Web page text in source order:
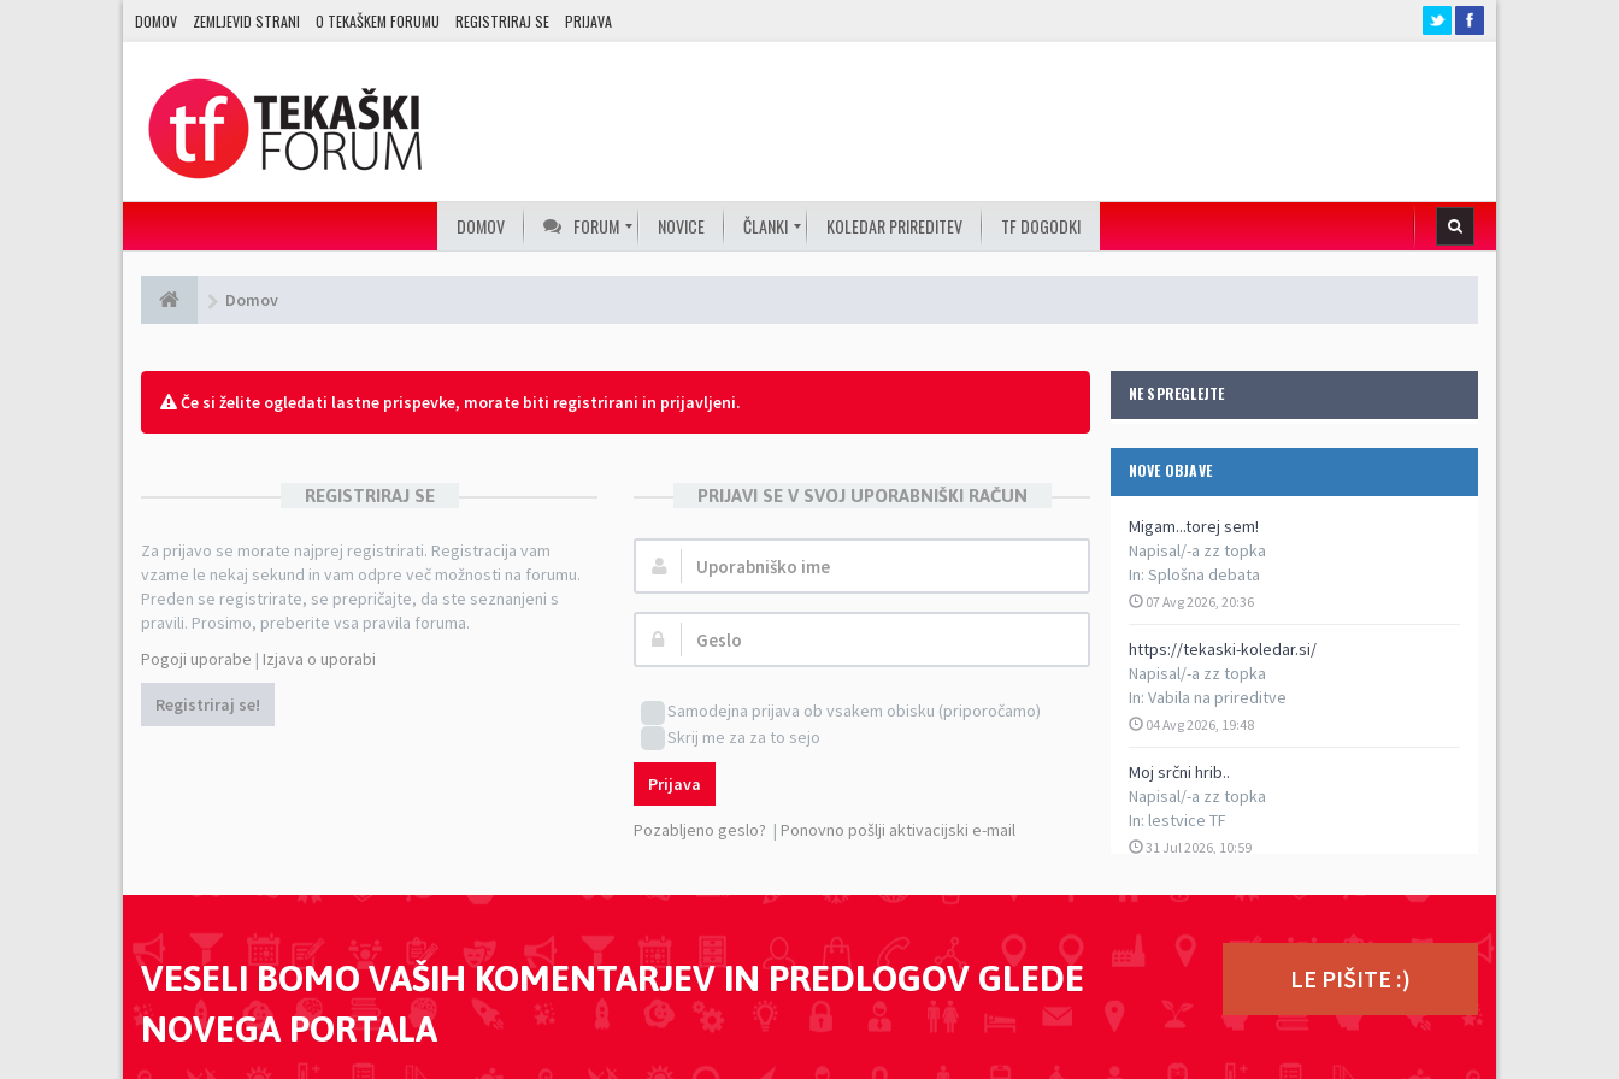
DOMOV ZEMLJEVID STRANI O TEKAŠKEM FORUMU REGISTRIRAJ SE PRIJAVA
DOMOV FORUM NOVICE ČLANKI KOLEDAR PRIREDITEV TF DOGODKI
Domov
NE SPREGLEJTE
NOVE OBJAVE
Migam...torej sem!
Napisal/-a zz topka
In: Splošna debata
07 Avg 2026, 20:36
https://tekaski-koledar.si/
Napisal/-a zz topka
In: Vabila na prireditve
04 Avg 2026, 19:48
Moj srčni hrib..
Napisal/-a zz topka
In: lestvice TF
31 Jul 2026, 10:59
5. vzpon na Porezen
In:
Poročila s prireditev
29 Jul 2026, 17:13
TEK DVOJK - petkilometrski rekreativni tek v
Napisal/-a
ziga
Če si želite ogledati lastne prispevke, morate biti registrirani in prijavljeni.
REGISTRIRAJ SE
Za prijavo se morate najprej registrirati. Registracija vam
vzame le nekaj sekund in vam odpre več možnosti na forumu.
Preden se registrirate, se prepričajte, da ste seznanjeni s
pravili. Prosimo, preberite vsa pravila foruma.
Pogoji uporabe | Izjava o uporabi
Registriraj se!
PRIJAVI SE V SVOJ UPORABNIŠKI RAČUN
Uporabniško
ime:
Geslo:
Samodejna prijava ob vsakem obisku (priporočamo)
Skrij me za za to sejo
Prijava
Pozabljeno geslo? | Ponovno pošlji aktivacijski e-mail
VESELI BOMO VAŠIH KOMENTARJEV IN PREDLOGOV GLEDE
NOVEGA PORTALA
LE PIŠITE :)